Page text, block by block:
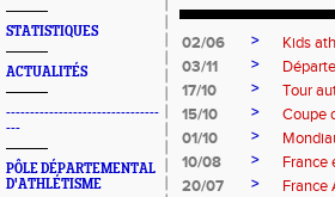
STATISTIQUES
ACTUALITÉS
--------------------------------
---
PÔLE DÉPARTEMENTAL
D'ATHLÉTISME
02/06 >
Kids
03/11
>
17/10
>
Tour
15/10
>
Coupe
01/10
>
10/08
>
France
20/07
>
France